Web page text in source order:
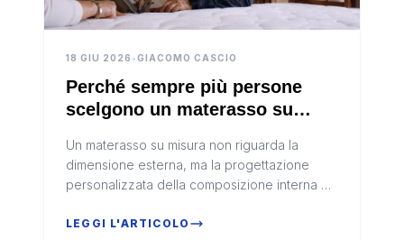
18 GIU 2026 •GIACOMO CASCIO
Perché sempre più persone
scelgono un materasso su
davvero dormire su un sistema
di riposo pensato per te)
Un materasso su misura non riguarda la
dimensione esterna, ma la progettazione
personalizzata della composizione interna —
perfettamente alle caratterist...
LEGGI L'ARTICOLO